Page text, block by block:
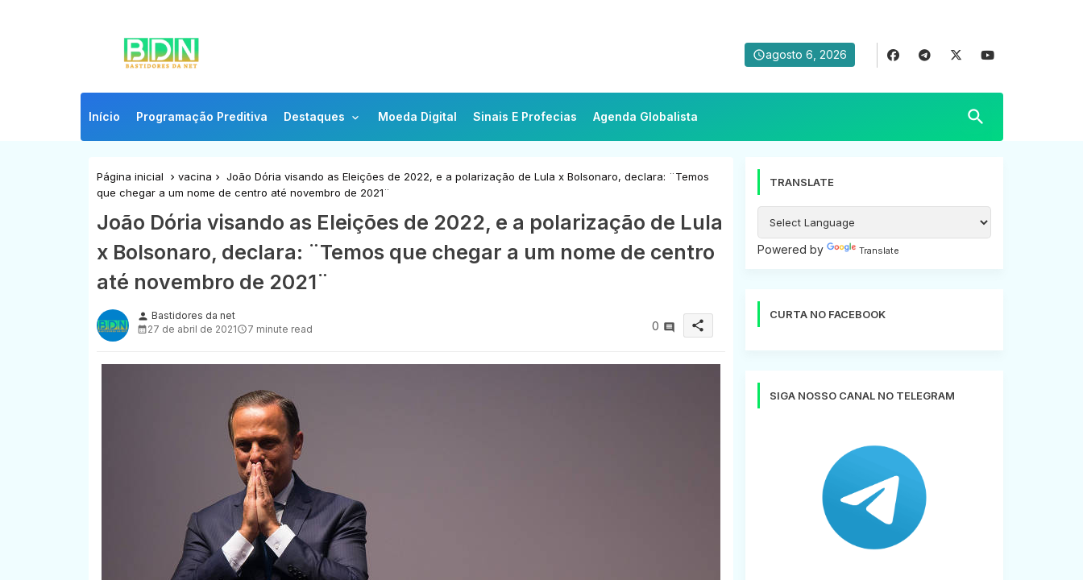
agosto 6, 2026
Início Programação Preditiva Destaques Moeda Digital Sinais E Profecias Agenda Globalista
Página inicial vacina
João Dória visando as Eleições de 2022, e a polarização de Lula x Bolsonaro, declara: ¨Temos
que chegar a um nome de centro até novembro de 2021¨
João Dória visando as Eleições de 2022, e a polarização de Lula
x Bolsonaro, declara: ¨Temos que chegar a um nome de centro
até novembro de 2021¨
person Bastidores da net
27 de abril de 2021
7 minute read 0 share
TRANSLATE
Powered by Translate
CURTA NO FACEBOOK
SIGA NOSSO CANAL NO TELEGRAM